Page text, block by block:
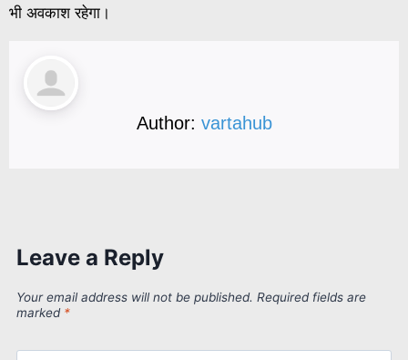
भी अवकाश रहेगा।
Author: vartahub
Leave a Reply
Your email address will not be published. Required fields are
marked *